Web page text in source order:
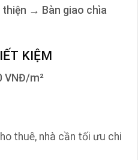
→ Bàn giao chìa
KIỆM
VNĐ/m²
thuê, nhà cần tối ưu chi